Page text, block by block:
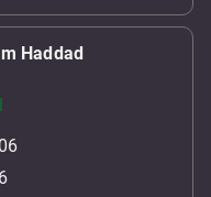
Haddad